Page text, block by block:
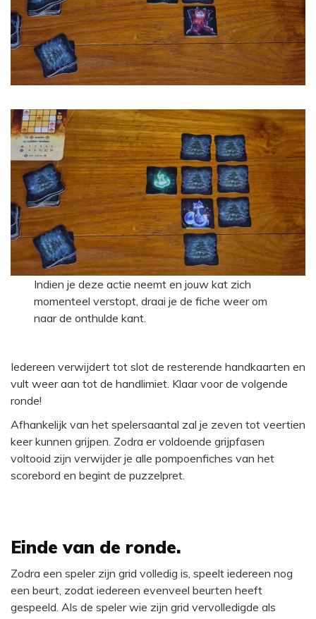
Indien je deze actie neemt en jouw kat zich
momenteel verstopt, draai je de fiche weer om
naar de onthulde kant.
Iedereen verwijdert tot slot de resterende handkaarten en
vult weer aan tot de handlimiet. Klaar voor de volgende
ronde!
Afhankelijk van het spelersaantal zal je zeven tot veertien
keer kunnen grijpen. Zodra er voldoende grijpfasen
voltooid zijn verwijder je alle pompoenfiches van het
scorebord en begint de puzzelpret.
Einde van de ronde.
Zodra een speler zijn grid volledig is, speelt iedereen nog
een beurt, zodat iedereen evenveel beurten heeft
gespeeld. Als de speler wie zijn grid vervolledigde als